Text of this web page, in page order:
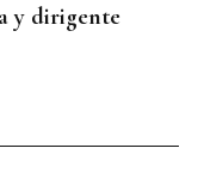
y dirigente